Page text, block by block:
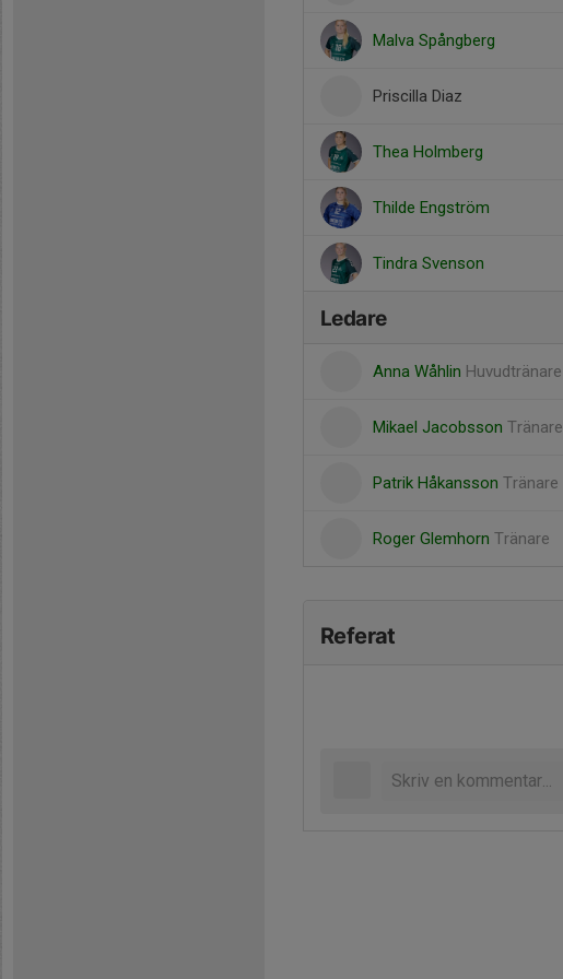
Malva Spångberg
Priscilla Diaz
Thea Holmberg
Thilde Engström
Tindra Svenson
Ledare
Anna Wåhlin Huvudtränare
Mikael Jacobsson Tränare
Patrik Håkansson Tränare
Roger Glemhorn Tränare
Referat